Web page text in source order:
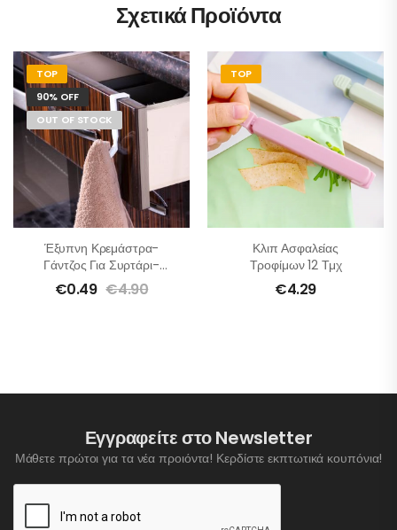
Σχετικά Προϊόντα
TOP
90% OFF
OUT OF STOCK
Έξυπνη Κρεμάστρα-
Γάντζος Για Συρτάρι-
Πόρτα 5 Τμχ
€0.49 €4.90
TOP
Κλιπ Ασφαλείας
Τροφίμων 12 Τμχ
€4.29
Εγγραφείτε στο Newsletter
Μάθετε πρώτοι για τα νέα προιόντα! Κερδίστε εκπτωτικά κουπόνια!